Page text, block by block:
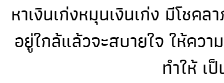
หาเงินเก่งหมุนเงินเก่ง มีโชค
อยู่ใกล้แล้วจะสบายใจ ให้คว
ทำให้ เ